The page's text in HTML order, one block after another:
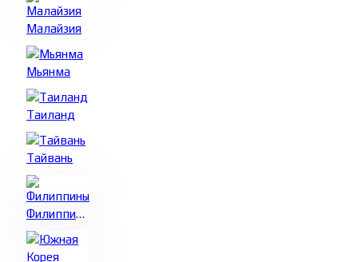
Малайзия
Мьянма
Таиланд
Тайвань
Филиппины